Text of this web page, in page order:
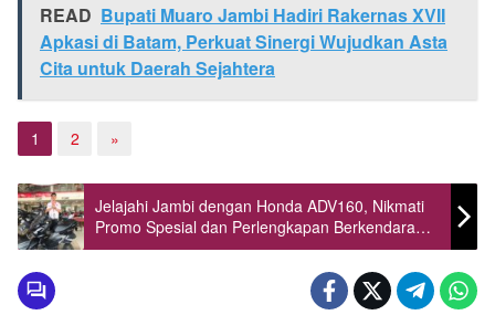
READ Bupati Muaro Jambi Hadiri Rakernas XVII
Apkasi di Batam, Perkuat Sinergi Wujudkan Asta
Cita untuk Daerah Sejahtera
1 2 »
Jelajahi Jambi dengan Honda ADV160, Nikmati
Promo Spesial dan Perlengkapan Berkendara
Gratis